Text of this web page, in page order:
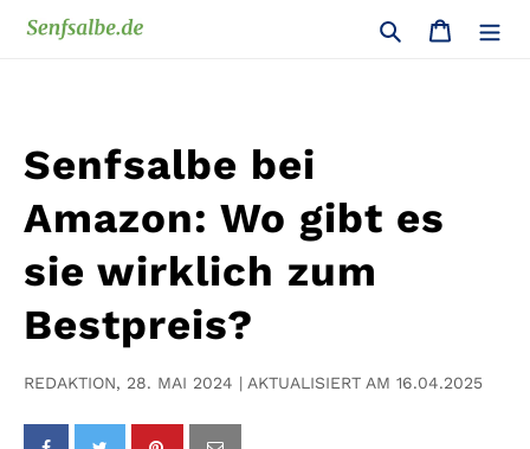
zum
Suchen
Senfsalbe bei
Amazon: Wo gibt es
sie wirklich zum
Bestpreis?
REDAKTION, 28. MAI 2024 | AKTUALISIERT AM 16.04.2025